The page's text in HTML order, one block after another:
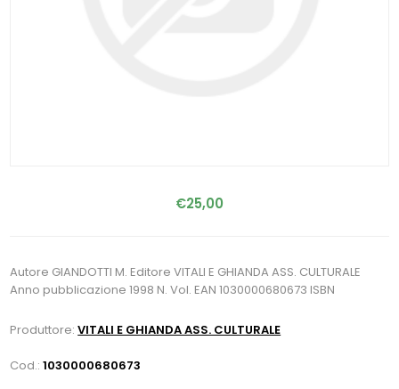
€25,00
Autore GIANDOTTI M. Editore VITALI E GHIANDA ASS. CULTURALE
Anno pubblicazione 1998 N. Vol. EAN 1030000680673 ISBN
Produttore: VITALI E GHIANDA ASS. CULTURALE
Cod.: 1030000680673